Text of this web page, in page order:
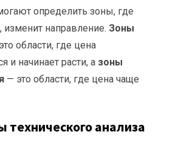
определить зоны, где
изменит направление. Зоны
области, где цена
и начинает расти, а зоны
— это области, где цена чаще
технического анализа